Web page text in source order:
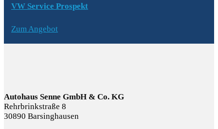
VW Service Prospekt
Zum Angebot
Autohaus Senne GmbH & Co. KG
Rehrbrinkstraße 8
30890 Barsinghausen